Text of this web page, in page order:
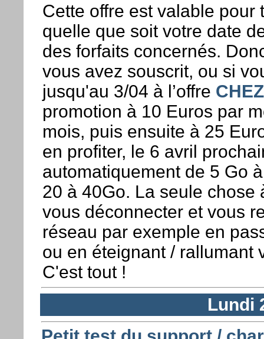
Cette offre est valable pour
quelle que soit votre date
des forfaits concernés.
vous avez souscrit, ou si
jusqu'au 3/04 à l’offre
promotion à 10 Euros par
mois, puis ensuite à 25
en profiter, le 6 avril
automatiquement de 5 Go
20 à 40Go. La seule chose
vous déconnecter et vous
réseau par exemple en
ou en éteignant / rallumant
C'est tout !
Lundi